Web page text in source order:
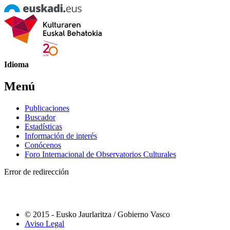
Idioma
Menú
Publicaciones
Buscador
Estadísticas
Información de interés
Conócenos
Foro Internacional de Observatorios Culturales
Error de redirección
© 2015 - Eusko Jaurlaritza / Gobierno Vasco
Aviso Legal